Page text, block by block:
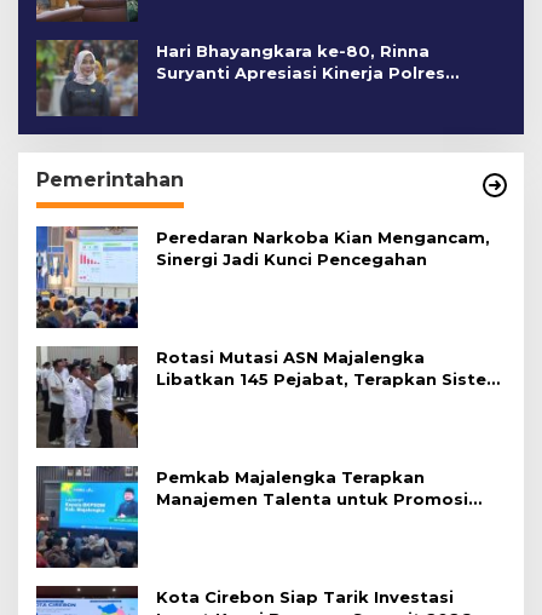
Hari Bhayangkara ke-80, Rinna
Suryanti Apresiasi Kinerja Polres
Pemerintahan
Peredaran Narkoba Kian Mengancam,
Sinergi Jadi Kunci Pencegahan
Rotasi Mutasi ASN Majalengka
Libatkan 145 Pejabat, Terapkan Sistem
Pemkab Majalengka Terapkan
Manajemen Talenta untuk Promosi
Kota Cirebon Siap Tarik Investasi